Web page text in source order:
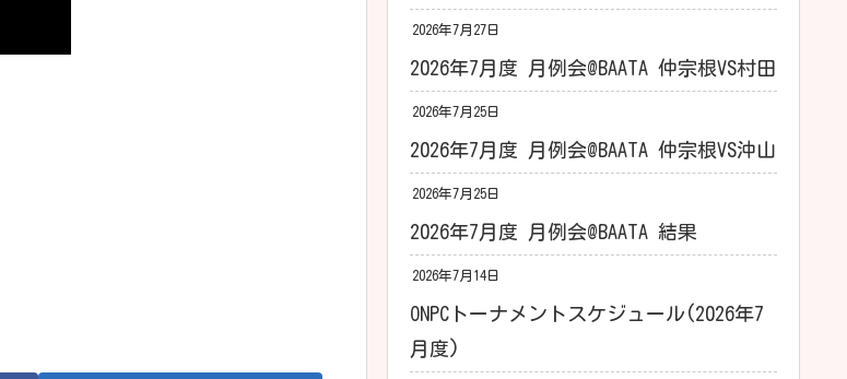
2026年7月27日
2026年7月度 月例会@BAATA 仲宗根VS村田
2026年7月25日
2026年7月度 月例会@BAATA 仲宗根VS沖山
2026年7月25日
2026年7月度 月例会@BAATA 結果
2026年7月14日
ONPCトーナメントスケジュール(2026年7
月度)